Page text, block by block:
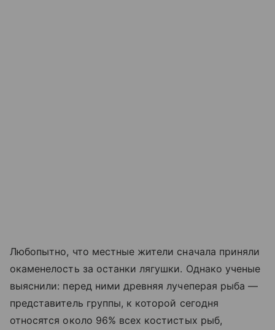
Любопытно, что местные жители сначала приняли
окаменелость за останки лягушки. Однако ученые
выяснили: перед ними древняя лучеперая рыба —
представитель группы, к которой сегодня
относятся около 96% всех костистых рыб,